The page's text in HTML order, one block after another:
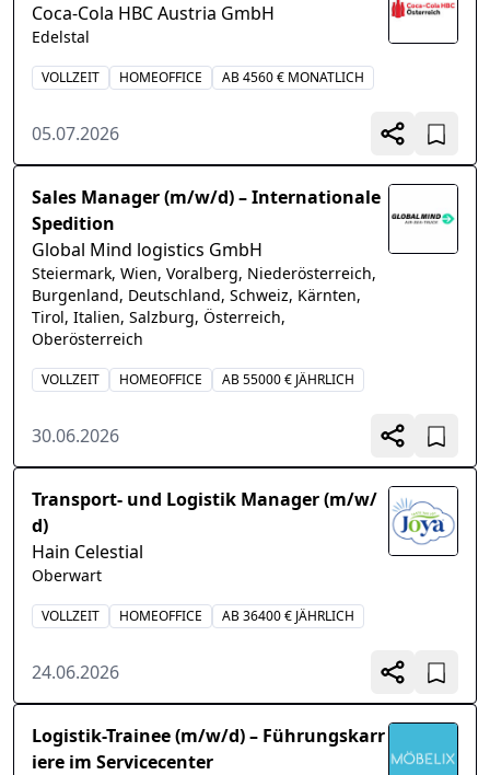
Coca-Cola HBC Austria GmbH
Edelstal
VOLLZEIT HOMEOFFICE AB 4560 € MONATLICH
05.07.2026
Sales Manager (m/w/d) – Internationale
Spedition
Global Mind logistics GmbH
Steiermark, Wien, Voralberg, Niederösterreich,
Burgenland, Deutschland, Schweiz, Kärnten,
Tirol, Italien, Salzburg, Österreich,
Oberösterreich
VOLLZEIT HOMEOFFICE AB 55000 € JÄHRLICH
30.06.2026
Transport- und Logistik Manager (m/w/
d)
Hain Celestial
Oberwart
VOLLZEIT HOMEOFFICE AB 36400 € JÄHRLICH
24.06.2026
Logistik-Trainee (m/w/d) – Führungskarr
iere im Servicecenter